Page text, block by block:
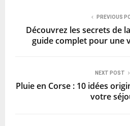
PREVIOUS
Découvrez les secrets de
guide complet pour une
NEXT POST
Pluie en Corse : 10 idées
votre